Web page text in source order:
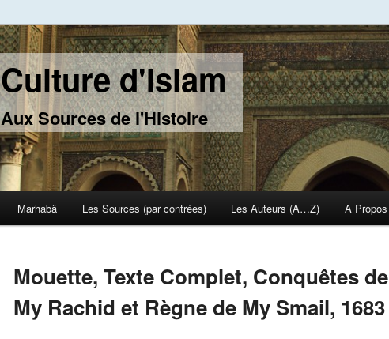
Culture d'Islam
Aux Sources de l'Histoire
Skip to primary content
Skip to secondary content
Marhabâ Les Sources (par contrées) Les Auteurs (A…Z) A Propos
Mouette, Texte Complet, Conquêtes de
My Rachid et Règne de My Smail, 1683